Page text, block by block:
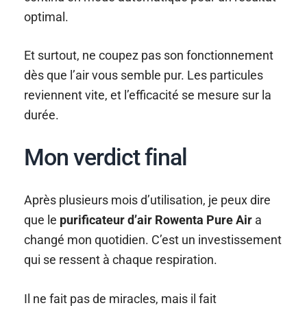
optimal.
Et surtout, ne coupez pas son fonctionnement
dès que l’air vous semble pur. Les particules
reviennent vite, et l’efficacité se mesure sur la
durée.
Mon verdict final
Après plusieurs mois d’utilisation, je peux dire
que le purificateur d’air Rowenta Pure Air a
changé mon quotidien. C’est un investissement
qui se ressent à chaque respiration.
Il ne fait pas de miracles, mais il fait